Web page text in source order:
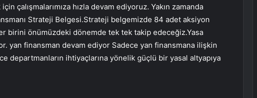
çalışmalarımıza hızla devam ediyoruz. Yakın zamanda
Strateji Belgesi.Strateji belgemizde 84 adet aksiyon
birini önümüzdeki dönemde tek tek takip edeceğiz.Yasa
yan finansman devam ediyor Sadece yan finansmana ilişkin
departmanların ihtiyaçlarına yönelik güçlü bir yasal altyapıya